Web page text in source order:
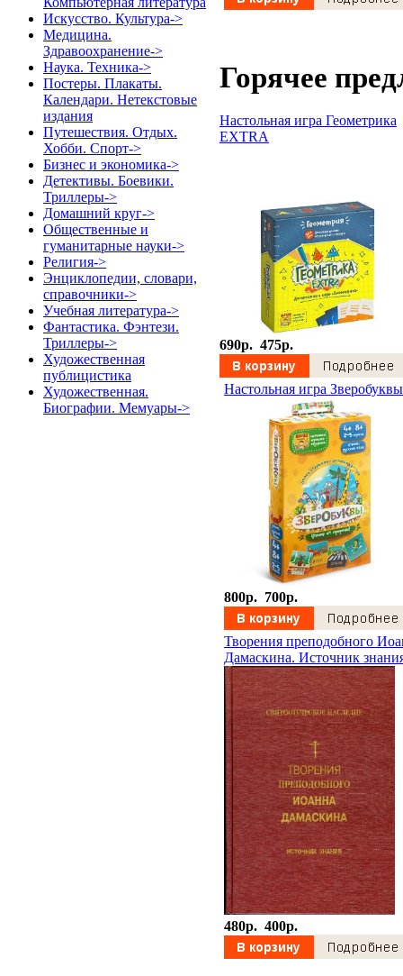
Искусство. Культура->
Медицина.
Здравоохранение->
Наука. Техника->
Постеры. Плакаты.
Календари. Нетекстовые
издания
Путешествия. Отдых.
Хобби. Спорт->
Бизнес и экономика->
Детективы. Боевики.
Триллеры->
Домашний круг->
Общественные и
гуманитарные науки->
Религия->
Энциклопедии, словари,
справочники->
Учебная литература->
Фантастика. Фэнтези.
Триллеры->
Художественная
публицистика
Художественная.
Биографии. Мемуары->
Горячее
Настольная игра Геометрика
EXTRA
690p. 475p.
Настольная игра Зверобуквы
800p. 700p.
Творения преподобного
Дамаскина. Источник
480p. 400p.